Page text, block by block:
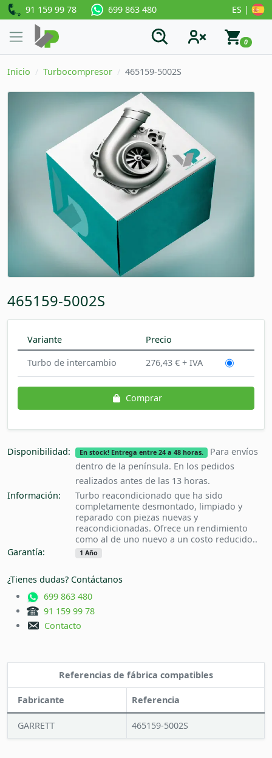
91 159 99 78 699 863 480 ES |
0
Inicio Turbocompresor 465159-5002S
465159-5002S
Variante
Precio
Turbo de intercambio
276,43 € + IVA
Comprar
Disponibilidad: En stock! Entrega entre 24 a 48 horas.
Para envíos
dentro de la península. En los pedidos
realizados antes de las 13 horas.
Información:
Turbo reacondicionado que ha sido
completamente desmontado, limpiado y
reparado con piezas nuevas y
reacondicionadas. Ofrece un rendimiento
como al de uno nuevo a un costo reducido..
Garantía:
1 Año
¿Tienes dudas? Contáctanos
699 863 480
91 159 99 78
Contacto
Referencias de fábrica compatibles
Fabricante Referencia
GARRETT 465159-5002S